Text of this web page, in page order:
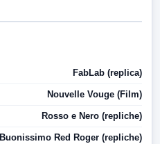
FabLab (replica)
Nouvelle Vouge (Film)
Rosso e Nero (repliche)
Buonissimo Red Roger (repliche)